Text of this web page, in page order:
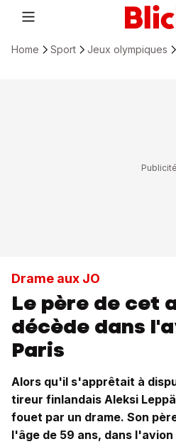
Home Sport Jeux olympiques
Drame aux JO
Le père de cet
décède dans
Paris
Alors qu'il s'apprêtait à
tireur finlandais Aleksi
fouet par un drame. Son
l'âge de 59 ans, dans